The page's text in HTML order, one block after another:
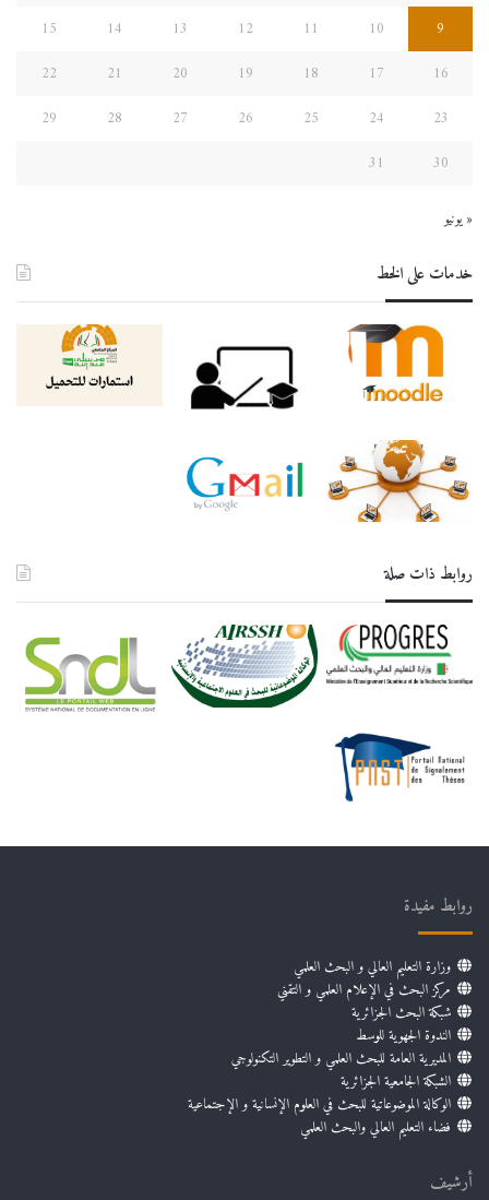
9
10
11
12
13
14
15
16
17
18
19
20
21
22
23
24
25
26
27
28
29
30
31
« يونيو
خدمات على الخط
روابط ذات صلة
روابط مفيدة
وزارة التعليم العالي و البحث العلمي
مركز البحث في الإعلام العلمي و التقني
شبكة البحث الجزائرية
الندوة الجهوية للوسط
المديرية العامة للبحث العلمي و التطوير التكنولوجي
الشبكة الجامعية الجزائرية
الوكالة الموضوعاتية للبحث في العلوم الإنسانية و الإجتماعية
فضاء التعليم العالي والبحث العلمي
أرشيف